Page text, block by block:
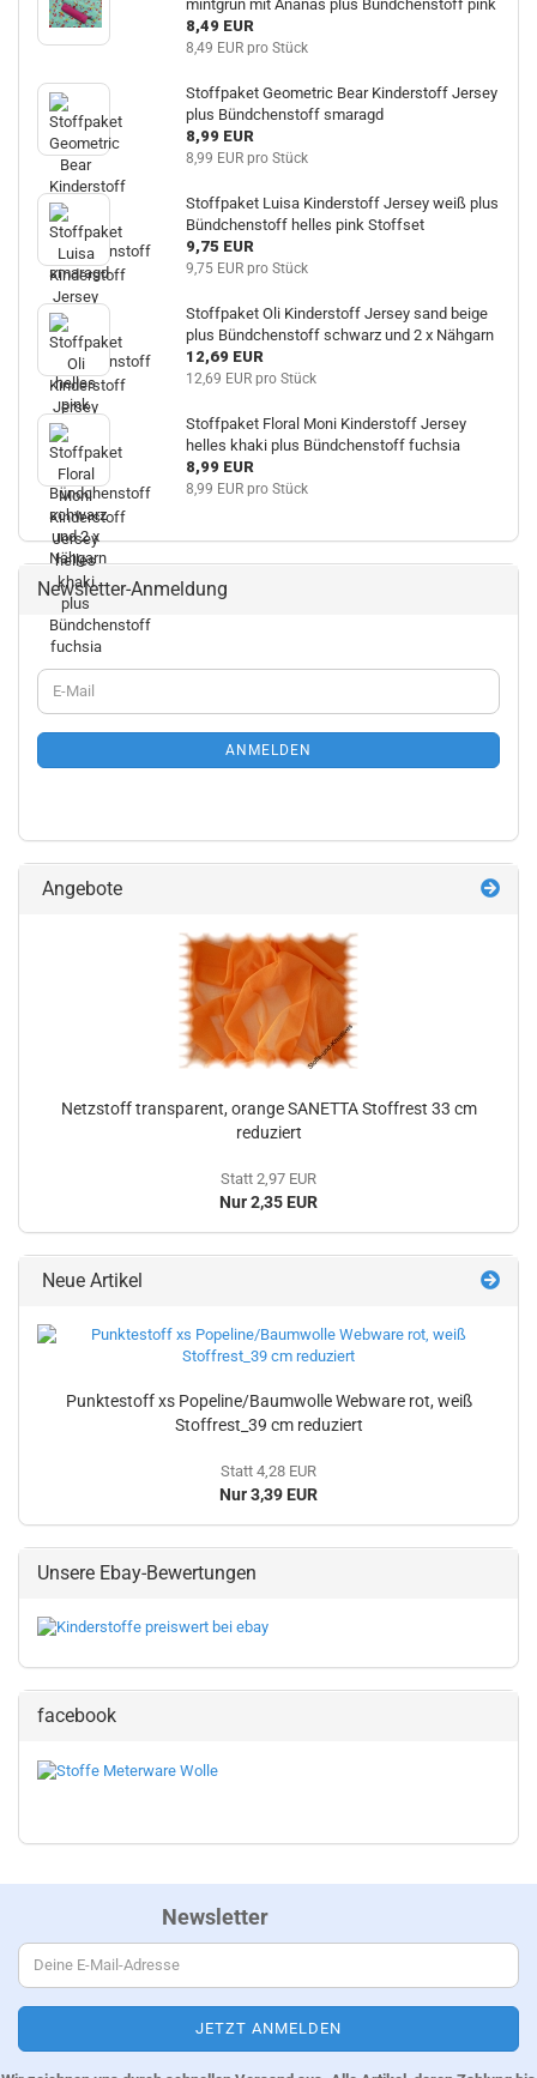
mintgrün mit Ananas plus Bündchenstoff pink
8,49 EUR
8,49 EUR pro Stück
Stoffpaket Geometric Bear Kinderstoff Jersey
plus Bündchenstoff smaragd
8,99 EUR
8,99 EUR pro Stück
Stoffpaket Luisa Kinderstoff Jersey weiß plus
Bündchenstoff helles pink Stoffset
9,75 EUR
9,75 EUR pro Stück
Stoffpaket Oli Kinderstoff Jersey sand beige
plus Bündchenstoff schwarz und 2 x Nähgarn
12,69 EUR
12,69 EUR pro Stück
Stoffpaket Floral Moni Kinderstoff Jersey
helles khaki plus Bündchenstoff fuchsia
8,99 EUR
8,99 EUR pro Stück
Newsletter-Anmeldung
WEITER
ZUR
NEWSLETTER-
ANMELDUNG
E-
Mail
ANMELDEN
Angebote
Netzstoff transparent, orange SANETTA Stoffrest 33 cm
reduziert
Statt 2,97 EUR
Nur 2,35 EUR
Neue Artikel
Punktestoff xs Popeline/Baumwolle Webware rot, weiß
Stoffrest_39 cm reduziert
Statt 4,28 EUR
Nur 3,39 EUR
Unsere Ebay-Bewertungen
facebook
Newsletter